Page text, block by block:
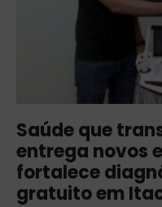
Saúde que
entrega novos
fortalece
gratuito em